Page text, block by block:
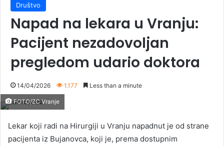
Društvo
Napad na lekara u Vranju:
Pacijent nezadovoljan
pregledom udario doktora
14/04/2026 1.177 Less than a minute
FOTO/ZC Vranje
Lekar koji radi na Hirurgiji u Vranju napadnut je od strane
pacijenta iz Bujanovca, koji je, prema dostupnim